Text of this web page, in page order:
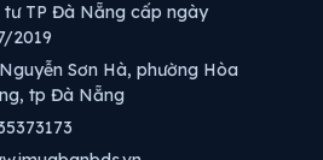
tư TP Đà Nẵng cấp ngày
2019
Sơn Hà, phường Hòa
tp Đà Nẵng